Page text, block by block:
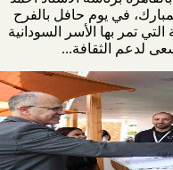
في يوم حافل بالفرح
تمر بها الأسر السودانية
لدعم الثقافة...